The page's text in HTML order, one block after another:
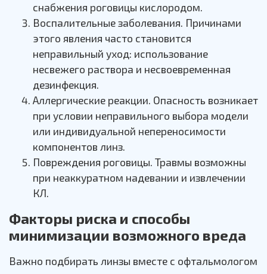
снабжения роговицы кислородом.
Воспалительные заболевания. Причинами
этого явления часто становится
неправильный уход: использование
несвежего раствора и несвоевременная
дезинфекция.
Аллергические реакции. Опасность возникает
при условии неправильного выбора модели
или индивидуальной непереносимости
компонентов линз.
Повреждения роговицы. Травмы возможны
при неаккуратном надевании и извлечении
КЛ.
Факторы риска и способы
минимизации возможного вреда
Важно подбирать линзы вместе с офтальмологом